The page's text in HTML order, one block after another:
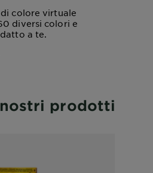
colore virtuale
diversi colori e
a te.
prodotti